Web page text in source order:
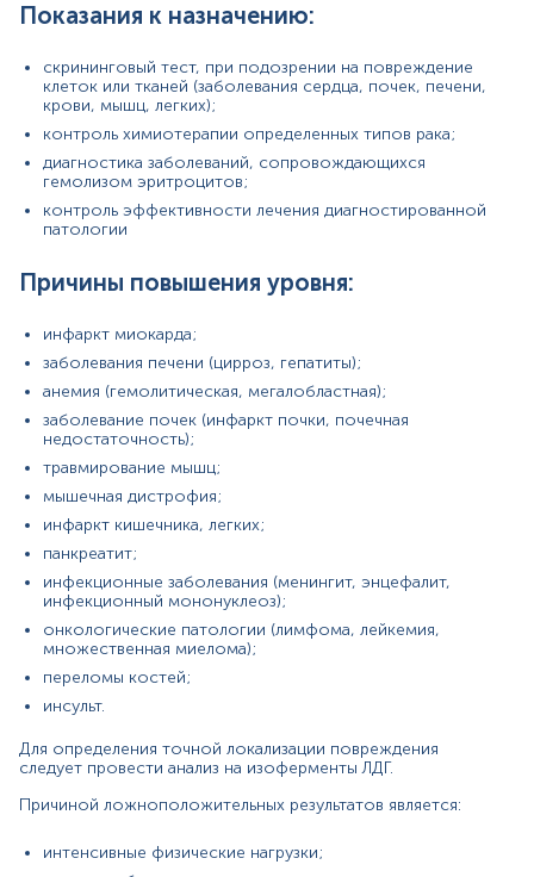
множественная миелома);
инсульт.
Для определения точной локализации повреждения
следует провести анализ на изоферменты ЛДГ.
Причиной ложноположительных результатов является:
интенсивные физические нагрузки;
гемолиз образца крови;
средств (наркотические анальгетики, диуретики,
Причины снижения уровня:
употребление большого количества витамина С
или Е;
наследственный дефицит ЛДГ.
Материал
сироватка крові
сироватка капілярної крові
Единицы измерения, референтные значения и диапазон
измерений могут изменяться в соответствии с
изменением тест-систем.
Світлана Д
Показания к назначению:
скрининговый тест, при подозрении на повреждение
клеток или тканей (заболевания сердца, почек, печени,
крови, мышц, легких);
контроль химиотерапии определенных типов рака;
диагностика заболеваний, сопровождающихся
гемолизом эритроцитов;
контроль эффективности лечения диагностированной
патологии
Причины повышения уровня:
инфаркт миокарда;
заболевания печени (цирроз, гепатиты);
анемия (гемолитическая, мегалобластная);
заболевание почек (инфаркт почки, почечная
недостаточность);
травмирование мышц;
мышечная дистрофия;
инфаркт кишечника, легких;
панкреатит;
инфекционные заболевания (менингит, энцефалит,
инфекционный мононуклеоз);
онкологические патологии (лимфома, лейкемия,
множественная миелома);
переломы костей;
инсульт.
Для определения точной локализации повреждения
следует провести анализ на изоферменты ЛДГ.
Причиной ложноположительных результатов является:
интенсивные физические нагрузки;